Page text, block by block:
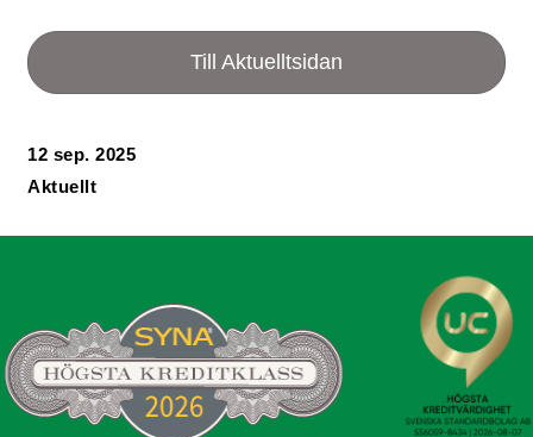
Till Aktuelltsidan
12 sep. 2025
Aktuellt